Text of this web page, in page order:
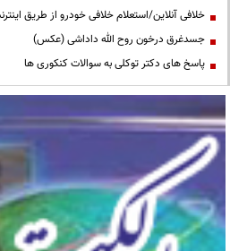
خلافی آنلاین/استعلام خلافی خودرو از طریق
جسدغرق درخون روح الله داداشی (عکس)
پاسخ های دکتر توکلی به سوالات کنکوری ها